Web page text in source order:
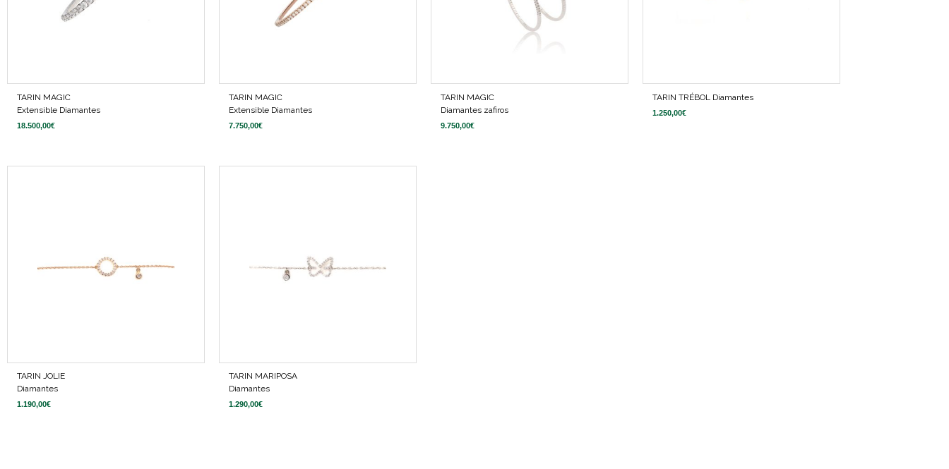
TARIN MAGIC
Extensible Diamantes
18.500,00€
TARIN MAGIC
Extensible Diamantes
7.750,00€
TARIN MAGIC
Diamantes zafiros
9.750,00€
TARIN TRÉBOL Diamantes
1.250,00€
TARIN JOLIE
Diamantes
1.190,00€
TARIN MARIPOSA
Diamantes
1.290,00€